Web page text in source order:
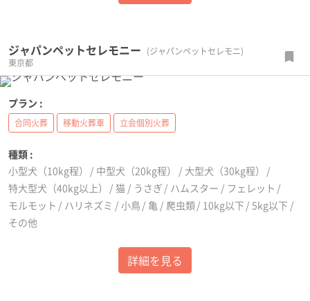
ジャパンペットセレモニー (ジャパンペットセレモニ)
東京都
プラン :
合同火葬 移動火葬車 立会個別火葬
種類 :
小型犬（10kg程）
中型犬（20kg程）
大型犬（30kg程）
特大型犬（40kg以上）
猫 うさぎ ハムスター
フェレット
モルモット
ハリネズミ 小鳥 亀 爬虫類 10kg以下
5kg以下
その他
詳細を見る